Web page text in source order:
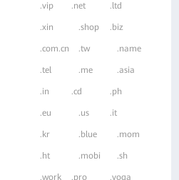
.vip .net .ltd
.xin .shop .biz
.com.cn .tw .name
.tel .me .asia
.in .cd .ph
.eu .us .it
.kr .blue .mom
.ht .mobi .sh
.work .pro .yoga